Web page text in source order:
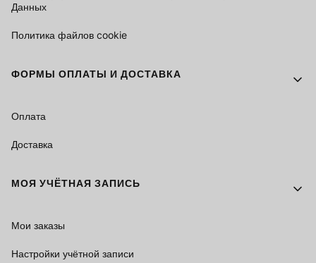
Данных
Политика файлов cookie
ФОРМЫ ОПЛАТЫ И ДОСТАВКА
Оплата
Доставка
МОЯ УЧЁТНАЯ ЗАПИСЬ
Мои заказы
Настройки учётной записи